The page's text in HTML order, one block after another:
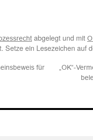
abgelegt und mit
Setze ein Lesezeichen auf
für
„OK“-